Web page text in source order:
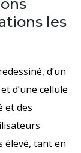
les
d’un
d’une cellule
et des
élevé, tant en